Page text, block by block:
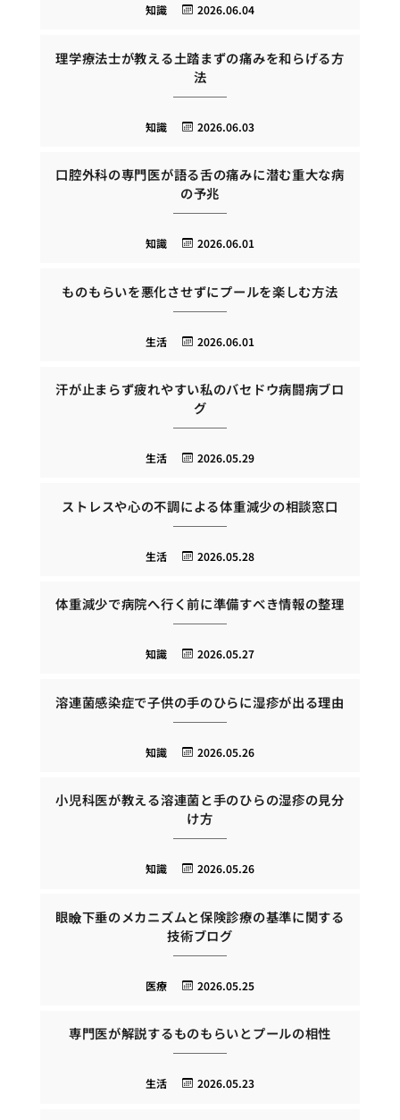
2026.06.04
知識
理学療法士が教える土踏まずの痛みを和らげる方
法
2026.06.03
知識
口腔外科の専門医が語る舌の痛みに潜む重大な病
の予兆
2026.06.01
知識
ものもらいを悪化させずにプールを楽しむ方法
2026.06.01
生活
汗が止まらず疲れやすい私のバセドウ病闘病ブロ
グ
2026.05.29
生活
ストレスや心の不調による体重減少の相談窓口
2026.05.28
生活
体重減少で病院へ行く前に準備すべき情報の整理
2026.05.27
知識
溶連菌感染症で子供の手のひらに湿疹が出る理由
2026.05.26
知識
小児科医が教える溶連菌と手のひらの湿疹の見分
け方
2026.05.26
知識
眼瞼下垂のメカニズムと保険診療の基準に関する
技術ブログ
2026.05.25
医療
専門医が解説するものもらいとプールの相性
2026.05.23
生活